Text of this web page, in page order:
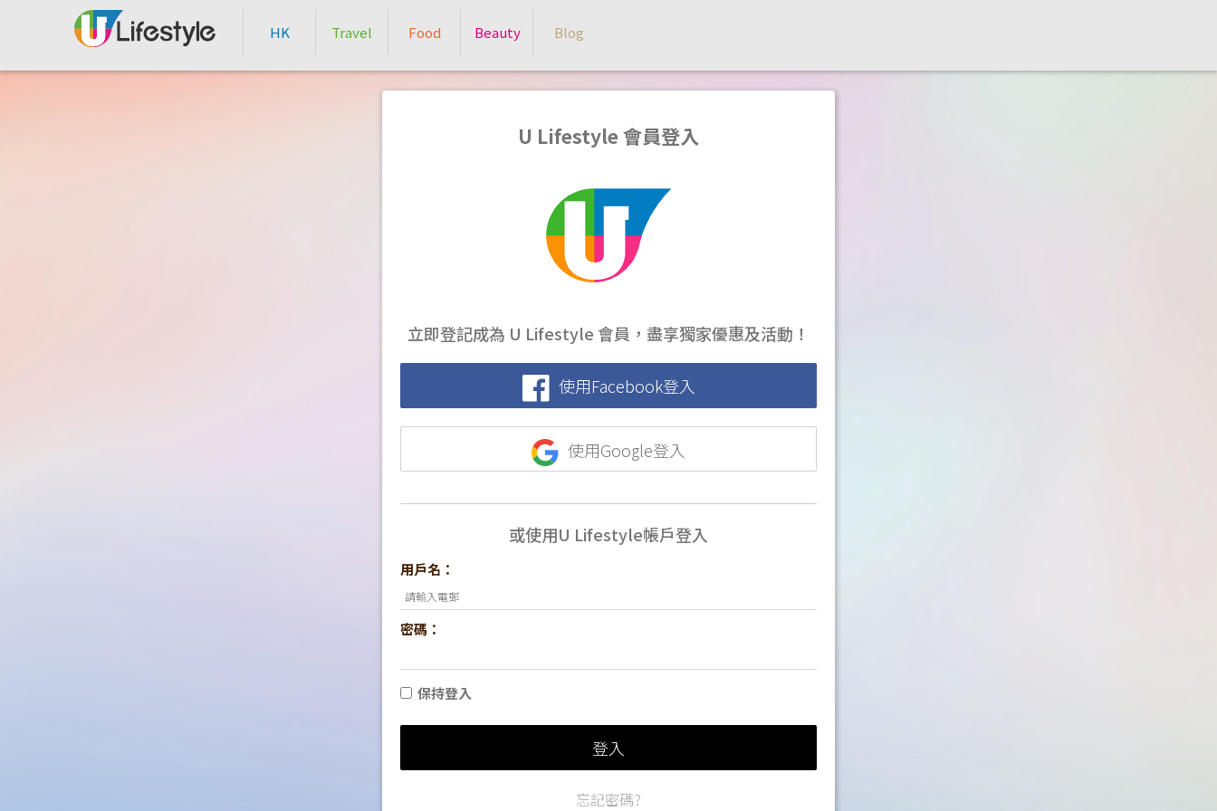
HK Travel Food Beauty Blog
U Lifestyle 會員登入
立即登記成為 U Lifestyle 會員，盡享獨家優惠及活動！
使用Facebook登入
使用Google登入
或使用U Lifestyle帳戶登入
用戶名：
密碼：
保持登入
登入
忘記密碼?